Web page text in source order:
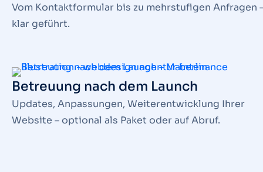
Vom Kontaktformular bis zu mehrstufigen Anfragen
klar geführt.
Betreuung nach dem Launch
Updates, Anpassungen, Weiterentwicklung Ihrer
Website – optional als Paket oder auf Abruf.